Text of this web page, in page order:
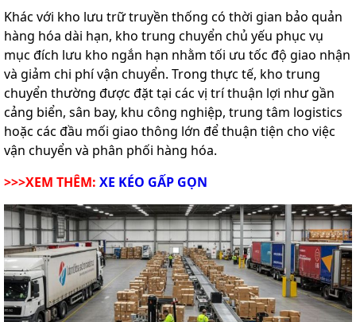
Khác với kho lưu trữ truyền thống có thời gian bảo quản
hàng hóa dài hạn, kho trung chuyển chủ yếu phục vụ
mục đích lưu kho ngắn hạn nhằm tối ưu tốc độ giao nhận
và giảm chi phí vận chuyển. Trong thực tế, kho trung
chuyển thường được đặt tại các vị trí thuận lợi như gần
cảng biển, sân bay, khu công nghiệp, trung tâm logistics
hoặc các đầu mối giao thông lớn để thuận tiện cho việc
vận chuyển và phân phối hàng hóa.
>>>XEM THÊM: XE KÉO GẤP GỌN